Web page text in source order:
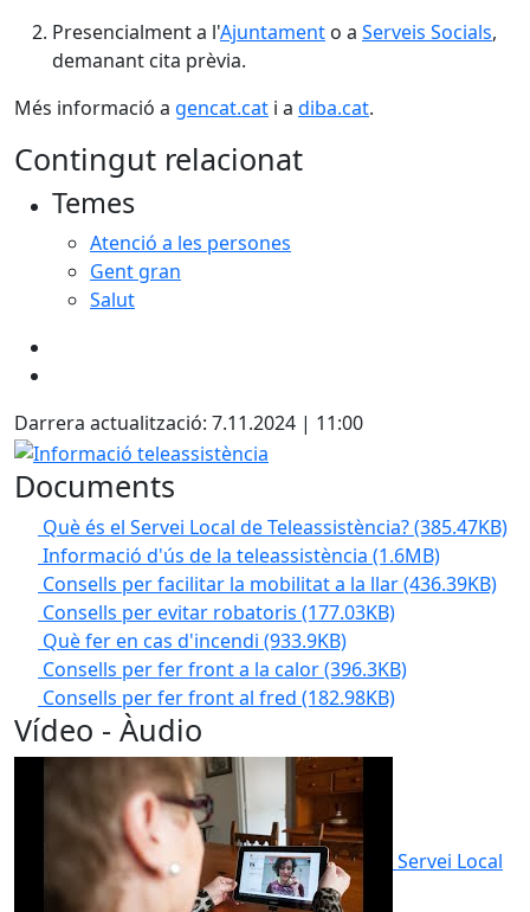
Presencialment a l'Ajuntament o a Serveis Socials,
demanant cita prèvia.
Més informació a gencat.cat i a diba.cat.
Contingut relacionat
Temes
Atenció a les persones
Gent gran
Salut
Darrera actualització: 7.11.2024 | 11:00
Informació teleassistència
Documents
Què és el Servei Local de Teleassistència?(385.47KB)
Informació d'ús de la teleassistència (1.6MB)
Consells per facilitar la mobilitat a la llar(436.39KB)
Consells per evitar robatoris (177.03KB)
Què fer en cas d'incendi (933.9KB)
Consells per fer front a la calor(396.3KB)
Consells per fer front al fred (182.98KB)
Vídeo - Àudio
Servei Local